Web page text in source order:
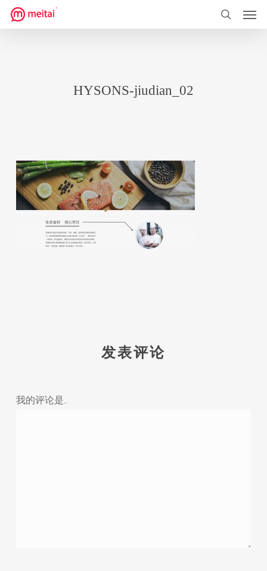
到
搜索
HYSONS-jiudian_02
发表评论
我的评论是..